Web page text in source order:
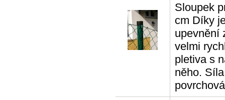
Sloupek
cm Díky
upevnění
velmi
pletiva s
něho.